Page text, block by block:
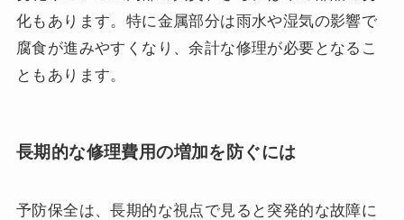
化もあります。特に金属部分は雨水や湿気の影響で
腐食が進みやすくなり、余計な修理が必要となるこ
ともあります。
長期的な修理費用の増加を防ぐには
予防保全は、長期的な視点で見ると突発的な故障に